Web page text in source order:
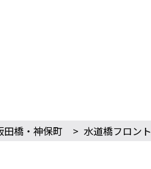
田橋・神保町 > 水道橋フロント